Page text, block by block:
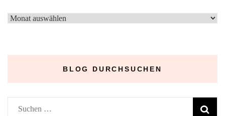
–
BLOG DURCHSUCHEN
Suchen